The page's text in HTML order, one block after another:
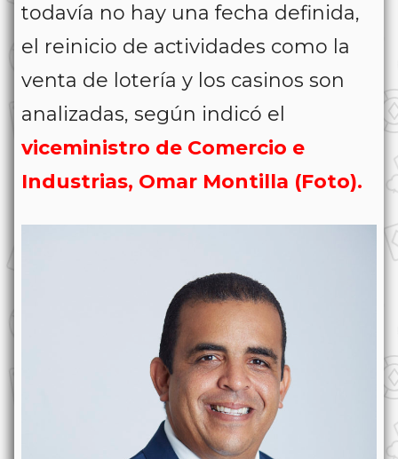
todavía no hay una fecha definida,
el reinicio de actividades como la
venta de lotería y los casinos son
analizadas, según indicó el
viceministro de Comercio e
Industrias, Omar Montilla (Foto).